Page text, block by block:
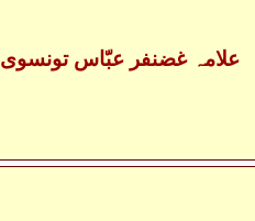
- علامہ غضنفر عبّاس تونسوی